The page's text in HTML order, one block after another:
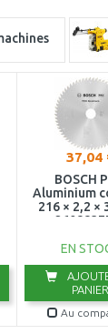
37,04
BOSCH
Aluminium
216 × 2,2 ×
EN
PANIER
Au